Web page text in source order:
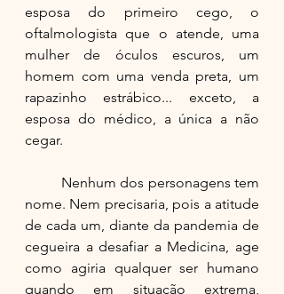
esposa do primeiro cego, o
oftalmologista que o atende, uma
mulher de óculos escuros, um
homem com uma venda preta, um
rapazinho estrábico... exceto, a
esposa do médico, a única a não
cegar.
nome. Nem precisaria, pois a atitude
de cada um, diante da pandemia de
cegueira a desafiar a Medicina, age
como agiria qualquer ser humano
quando em situação extrema,